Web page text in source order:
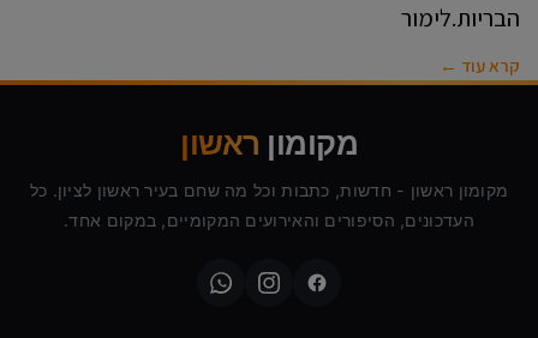
הבריות.לימור
קרא עוד ←
מקומון ראשון
מקומון ראשון - חדשות, כתבות וכל מה שחם בעיר ראשון לציון. כל
העדכונים, הסיפורים והאירועים המקומיים, במקום אחד.